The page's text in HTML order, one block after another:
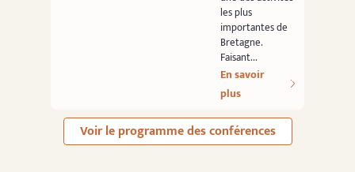
les plus
importantes de
Bretagne.
Faisant...
En savoir
plus
Voir le programme des conférences